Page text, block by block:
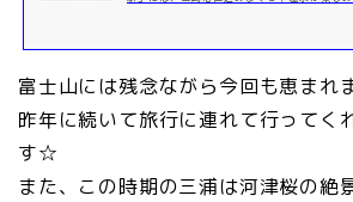
富士山には残念ながら今回も恵まれ
昨年に続いて旅行に連れて行ってく
す☆
また、この時期の三浦は河津桜の絶